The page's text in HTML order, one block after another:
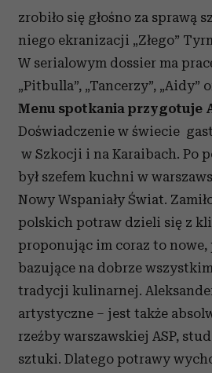
zrobiło się głośno za sprawą
niego ekranizacji „Złego”
W serialowym dossier ma
„Pitbulla”, „Tancerzy”, „Aidy”
Menu spotkania przygotuje
Doświadczenie w świecie
w Szkocji i na Karaibach. Po
był szefem kuchni w
Nowy Wspaniały Świat.
polskich potraw dzieli się z
proponując im coraz to nowe,
bazujące na dobrze
tradycji kulinarnej.
artystyczne – jest także
rzeźby warszawskiej ASP,
sztuki. Dlatego potrawy